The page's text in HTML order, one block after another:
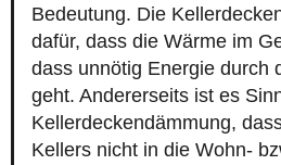
Bedeutung. Die
dafür, dass die Wärme im
dass unnötig Energie durch
geht. Andererseits ist es
Kellerdeckendämmung,
Kellers nicht in die Wohn-